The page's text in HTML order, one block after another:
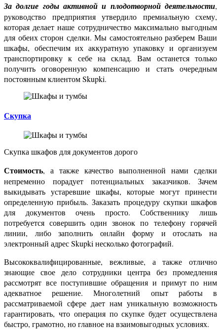
За долгие годы активной и плодотворной деятельности,
руководство предприятия утвердило премиальную схему,
которая делает наше сотрудничество максимально выгодным
для обеих сторон сделки. Мы самостоятельно разберем Ваши
шкафы, обеспечим их аккуратную упаковку и организуем
транспортировку к себе на склад. Вам останется только
получить оговоренную компенсацию и стать очередным
постоянным клиентом Skupki.
Скупка
Скупка шкафов для документов дорого
Стоимость, а также качество выполненной нами сделки
непременно порадует потенциальных заказчиков. Зачем
выкидывать устаревшие шкафы, которые могут принести
определенную прибыль. Заказать процедуру скупки шкафов
для документов очень просто. Собственнику лишь
потребуется совершить один звонок по телефону горячей
линии, либо заполнить онлайн форму и отослать на
электронный адрес Skupki несколько фотографий.
Высококвалифицированные, вежливые, а также отлично
знающие свое дело сотрудники центра без промедления
рассмотрят все поступившие обращения и примут по ним
адекватное решение. Многолетний опыт работы в
рассматриваемой сфере дает нам уникальную возможность
гарантировать, что операция по скупке будет осуществлена
быстро, грамотно, но главное на взаимовыгодных условиях.